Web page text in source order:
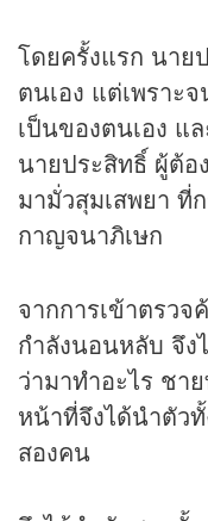
โดยครั้งแรก นาย
ตนเอง แต่เพราะ
เป็นของตนเอง แ
นายประสิทธิ์ ผู้ต้
มามั่วสุมเสพยา
กาญจนาภิเษก
จากการเข้าตรว
กำลังนอนหลับ จึง
ว่ามาทำอะไร ชา
หน้าที่จึงได้นำตัว
สองคน